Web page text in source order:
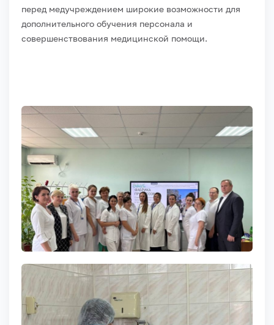
перед медучреждением широкие возможности для
дополнительного обучения персонала и
совершенствования медицинской помощи.